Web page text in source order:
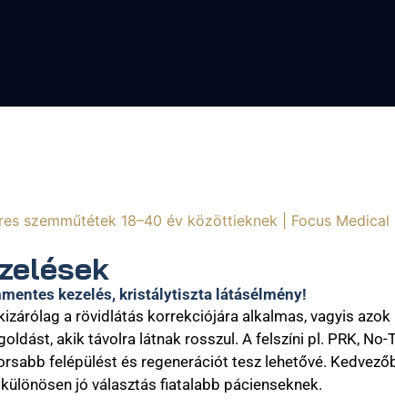
szemműtétek 18–40 év közöttieknek | Focus Medical
kezelés, kristálytiszta látásélmény!
a rövidlátás korrekciójára alkalmas, vagyis azok
akik távolra látnak rosszul. A felszíni pl. PRK, No-
felépülést és regenerációt tesz lehetővé.
jó választás fiatalabb pácienseknek.